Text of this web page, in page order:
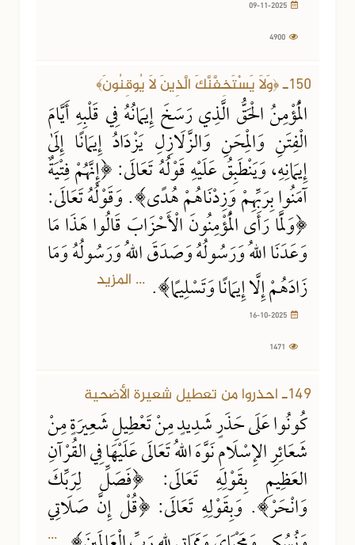
150ـ ﴿وَلَا يَسْتَخِفَّنَّكَ الَّذِينَ لَا يُوقِنُونَ﴾
الْمُؤْمِنُ الْحَقُّ الَّذِي رَسَخَ إِيمَانُهُ فِي قَلْبِهِ أَيَّامَ
الْفِتَنِ وَالْمِحَنِ وَالزَّلَازِلِ يَزْدَادُ إِيمَانًا إِلَىٰ
إِيمَانِهِ، وَيَنْطَبِقُ عَلَيْهِ قَوْلُهُ تَعَالَى: ﴿إِنَّهُمْ فِتْيَةٌ
آمَنُوا بِرَبِّهِمْ وَزِدْنَاهُمْ هُدًى﴾. وَقَوْلُهُ تَعَالَى:
﴿وَلَمَّا رَأَى الْمُؤْمِنُونَ الْأَحْزَابَ قَالُوا هَذَا مَا
وَعَدَنَا اللهُ وَرَسُولُهُ وَصَدَقَ اللهُ وَرَسُولُهُ وَمَا
زَادَهُمْ إِلَّا إِيمَانًا وَتَسْلِيمًا﴾. ... المزيد
149ـ احذروا من تعطيل شعيرة الأضحية
كُونُوا عَلَى حَذَرٍ شَدِيدٍ مِنْ تَعْطِيلِ شَعِيرَةٍ مِنْ
شَعَائِرِ الإِسْلَامِ نَوَّهَ اللهُ تَعَالَى عَلَيْهَا فِي القُرْآنِ
العَظِيمِ بِقَوْلِهِ تَعَالَى: ﴿فَصَلِّ لِرَبِّكَ
وَانْحَرْ﴾. وَبِقَوْلِهِ تَعَالَى: ﴿قُلْ إِنَّ صَلَاتِي
...